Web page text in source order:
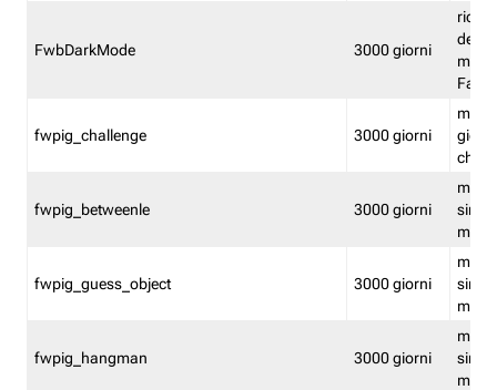
FwbDarkMode 3000 giorni
fwpig_challenge 3000 giorni
fwpig_betweenle 3000 giorni
fwpig_guess_object 3000 giorni
fwpig_hangman 3000 giorni